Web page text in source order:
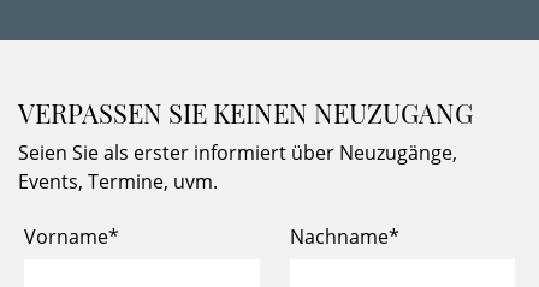
VERPASSEN SIE KEINEN NEUZUGANG
Seien Sie als erster informiert über Neuzugänge,
Events, Termine, uvm.